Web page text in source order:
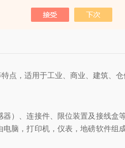
，适用于工业、商业、建筑、
）、连接件、限位装置及接线盒
脑，打印机，仪表，地磅软件组